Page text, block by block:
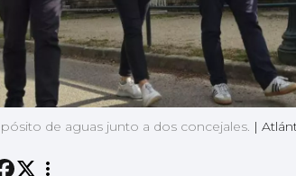
de aguas junto a dos concejales. |